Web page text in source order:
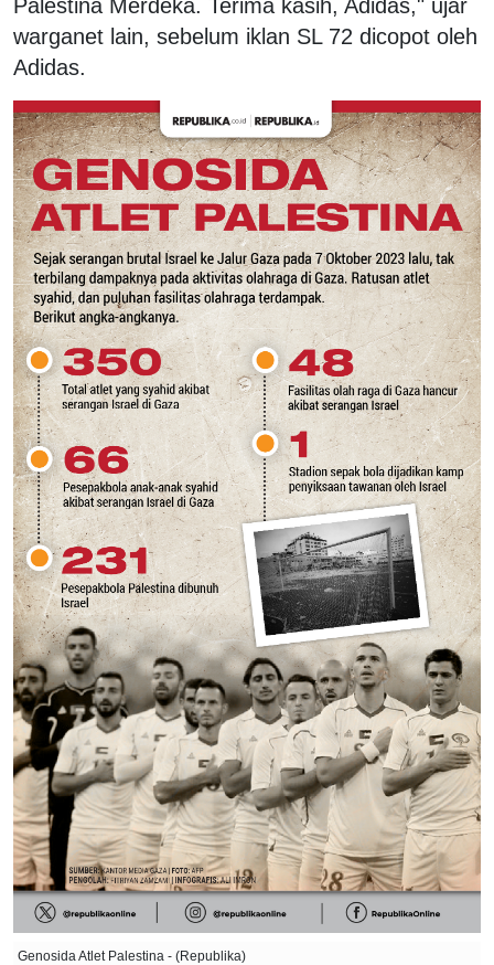
Palestina Merdeka. Terima kasih, Adidas," ujar
warganet lain, sebelum iklan SL 72 dicopot oleh
Adidas.
Genosida Atlet Palestina - (Republika)